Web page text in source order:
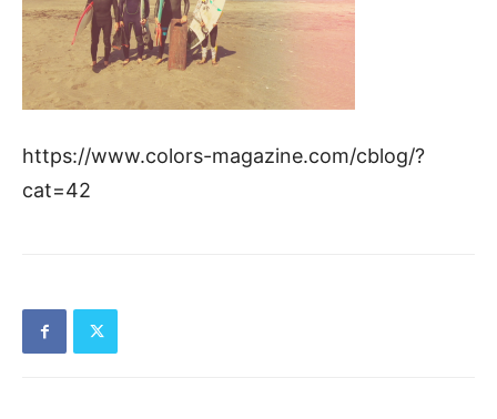
https://www.colors-magazine.com/cblog/?
cat=42